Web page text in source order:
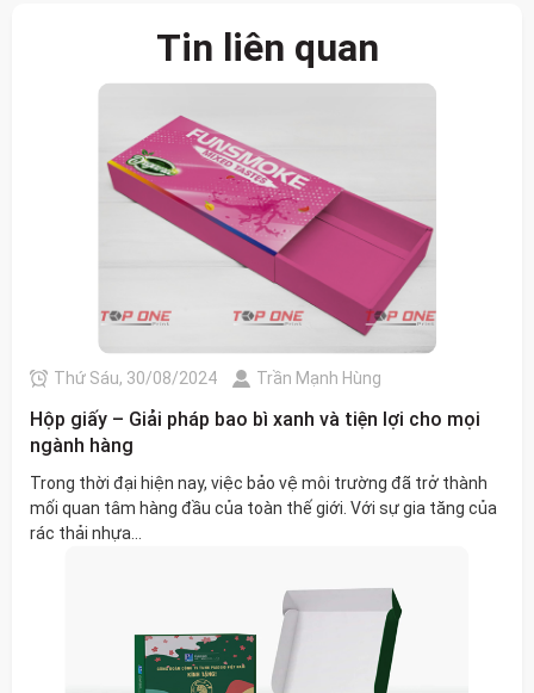
Tin liên quan
Thứ Sáu, 30/08/2024 Trần Mạnh Hùng
Hộp giấy – Giải pháp bao bì xanh và tiện lợi cho mọi
ngành hàng
Trong thời đại hiện nay, việc bảo vệ môi trường đã trở thành
mối quan tâm hàng đầu của toàn thế giới. Với sự gia tăng của
rác thải nhựa...